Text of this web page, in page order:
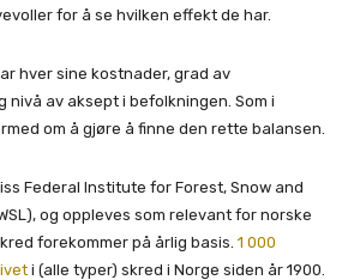
for å se hvilken effekt de har.
hver sine kostnader, grad av
av aksept i befolkningen. Som i
om å gjøre å finne den rette balansen.
Federal Institute for Forest, Snow and
og oppleves som relevant for norske
forekommer på årlig basis. 1 000
i (alle typer) skred i Norge siden år 1900.